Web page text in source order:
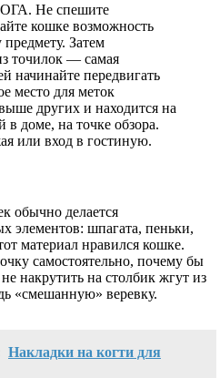
Не спешите
кошке возможность
Затем
точилок — самая
начинайте передвигать
место для меток
других и находится на
в доме, на точке обзора.
или вход в гостиную.
обычно делается
элементов: шпагата, пеньки,
материал нравился кошке.
самостоятельно, почему бы
накрутить на столбик жгут из
«смешанную» веревку.
Накладки на когти для